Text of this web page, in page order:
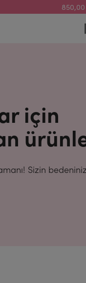
850,00
için
Sizin